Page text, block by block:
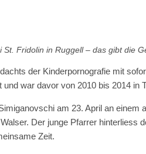
Fridolin in Ruggell – das gibt die
der Kinderpornografie mit
war davor von 2010 bis 2014 in
am 23. April an einem
Der junge Pfarrer hinterliess
Zeit.